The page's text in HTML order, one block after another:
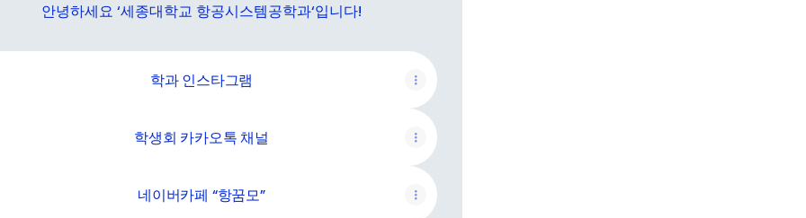
안녕하세요 ‘세종대학교 항공시스템공학과‘입니다!
학과 인스타그램
학생회 카카오톡 채널
네이버카페 “항꿈모”